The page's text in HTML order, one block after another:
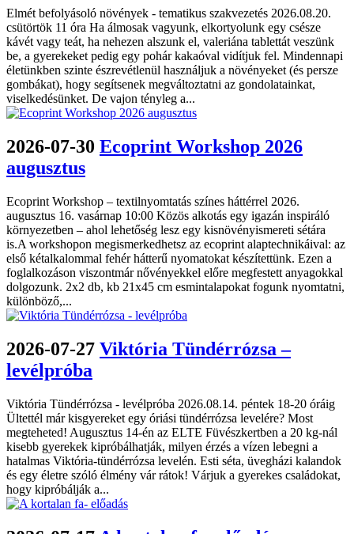
Elmét befolyásoló növények - tematikus szakvezetés 2026.08.20.
csütörtök 11 óra Ha álmosak vagyunk, elkortyolunk egy csésze
kávét vagy teát, ha nehezen alszunk el, valeriána tablettát veszünk
be, a gyerekeket pedig egy pohár kakaóval vidítjuk fel. Mindennapi
életünkben szinte észrevétlenül használjuk a növényeket (és persze
gombákat), hogy segítsenek megváltoztatni az gondolatainkat,
viselkedésünket. De vajon tényleg a...
2026-07-30 Ecoprint Workshop 2026
augusztus
Ecoprint Workshop – textilnyomtatás színes háttérrel 2026.
augusztus 16. vasárnap 10:00 Közös alkotás egy igazán inspiráló
környezetben – ahol lehetőség lesz egy kisnövényismereti sétára
is.A workshopon megismerkedhetsz az ecoprint alaptechnikáival: az
első kétalkalommal fehér hátterű nyomatokat készítettünk. Ezen a
foglalkozáson viszontmár nővényekkel előre megfestett anyagokkal
dolgozunk. 2x2 db, kb 21x45 cm esmintalapokat fogunk nyomtatni,
különböző,...
2026-07-27 Viktória Tündérrózsa –
levélpróba
Viktória Tündérrózsa - levélpróba 2026.08.14. péntek 18-20 óráig
Ültettél már kisgyereket egy óriási tündérrózsa levelére? Most
megteheted! Augusztus 14-én az ELTE Füvészkertben a 20 kg-nál
kisebb gyerekek kipróbálhatják, milyen érzés a vízen lebegni a
hatalmas Viktória-tündérrózsa levelén. Esti séta, üvegházi kalandok
és egy életre szóló élmény vár rátok! Várjuk a gyerekes családokat,
hogy kipróbálják a...